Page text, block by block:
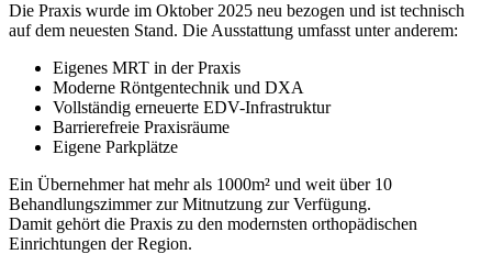
Die Praxis wurde im Oktober 2025 neu bezogen und ist technisch
auf dem neuesten Stand. Die Ausstattung umfasst unter anderem:
Eigenes MRT in der Praxis
Moderne Röntgentechnik und DXA
Vollständig erneuerte EDV-Infrastruktur
Barrierefreie Praxisräume
Eigene Parkplätze
Ein Übernehmer hat mehr als 1000m² und weit über 10
Behandlungszimmer zur Mitnutzung zur Verfügung.
Damit gehört die Praxis zu den modernsten orthopädischen
Einrichtungen der Region.